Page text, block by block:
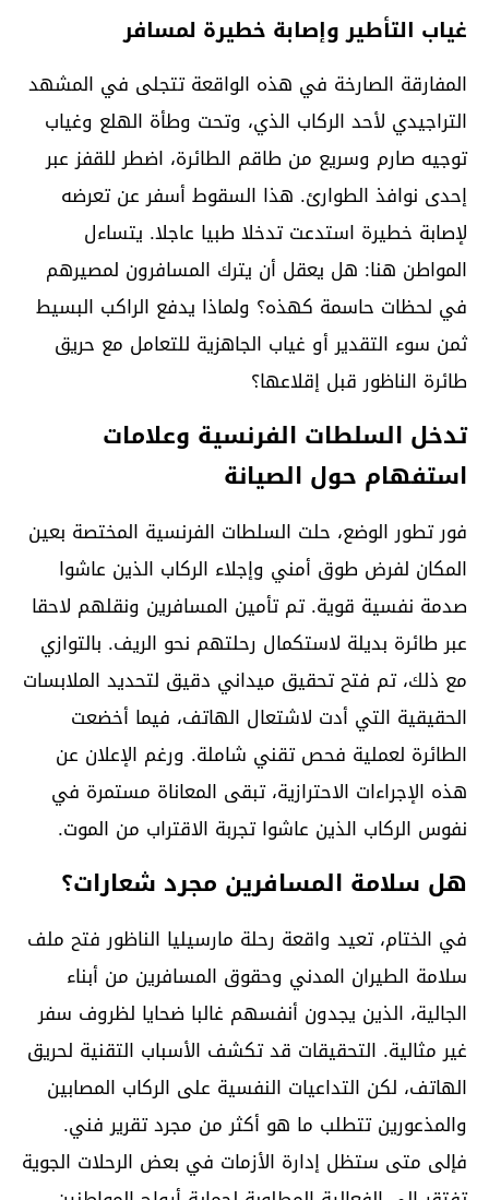
غياب التأطير وإصابة خطيرة لمسافر
المفارقة الصارخة في هذه الواقعة تتجلى في المشهد
التراجيدي لأحد الركاب الذي، وتحت وطأة الهلع وغياب
توجيه صارم وسريع من طاقم الطائرة، اضطر للقفز عبر
إحدى نوافذ الطوارئ. هذا السقوط أسفر عن تعرضه
لإصابة خطيرة استدعت تدخلا طبيا عاجلا. يتساءل
المواطن هنا: هل يعقل أن يترك المسافرون لمصيرهم
في لحظات حاسمة كهذه؟ ولماذا يدفع الراكب البسيط
ثمن سوء التقدير أو غياب الجاهزية للتعامل مع حريق
طائرة الناظور قبل إقلاعها؟
تدخل السلطات الفرنسية وعلامات
استفهام حول الصيانة
فور تطور الوضع، حلت السلطات الفرنسية المختصة بعين
المكان لفرض طوق أمني وإجلاء الركاب الذين عاشوا
صدمة نفسية قوية. تم تأمين المسافرين ونقلهم لاحقا
عبر طائرة بديلة لاستكمال رحلتهم نحو الريف. بالتوازي
مع ذلك، تم فتح تحقيق ميداني دقيق لتحديد الملابسات
الحقيقية التي أدت لاشتعال الهاتف، فيما أخضعت
الطائرة لعملية فحص تقني شاملة. ورغم الإعلان عن
هذه الإجراءات الاحترازية، تبقى المعاناة مستمرة في
نفوس الركاب الذين عاشوا تجربة الاقتراب من الموت.
هل سلامة المسافرين مجرد شعارات؟
في الختام، تعيد واقعة رحلة مارسيليا الناظور فتح ملف
سلامة الطيران المدني وحقوق المسافرين من أبناء
الجالية، الذين يجدون أنفسهم غالبا ضحايا لظروف سفر
غير مثالية. التحقيقات قد تكشف الأسباب التقنية لحريق
الهاتف، لكن التداعيات النفسية على الركاب المصابين
والمذعورين تتطلب ما هو أكثر من مجرد تقرير فني.
فإلى متى ستظل إدارة الأزمات في بعض الرحلات الجوية